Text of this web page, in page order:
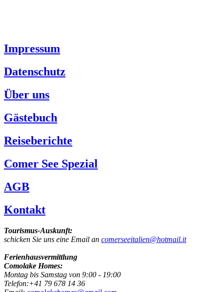
Impressum
Datenschutz
Über uns
Gästebuch
Reiseberichte
Comer See Spezial
AGB
Kontakt
Tourismus-Auskunft:
schicken Sie uns eine Email an comerseeitalien@hotmail.it
Ferienhausvermittlung
Comolake Homes:
Montag bis Samstag von 9:00 - 19:00
Telefon:+41 79 678 14 36